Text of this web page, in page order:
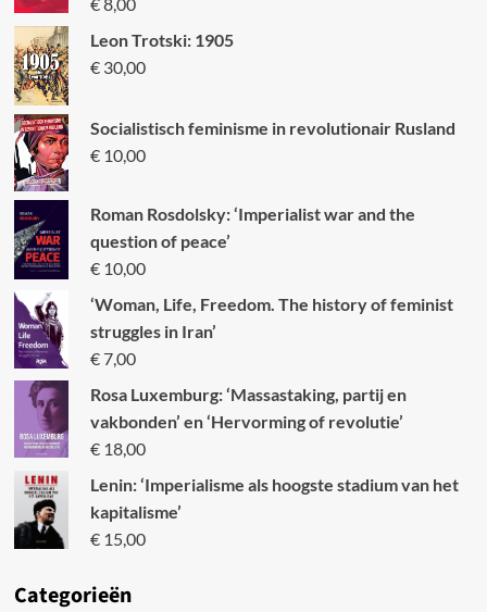
Leon Trotski: 1905
€30,00
Socialistisch feminisme in revolutionair Rusland
€10,00
Roman Rosdolsky: ‘Imperialist war and the
question of peace’
€10,00
‘Woman, Life, Freedom. The history of feminist
struggles in Iran’
€7,00
Rosa Luxemburg: ‘Massastaking, partij en
vakbonden’ en ‘Hervorming of revolutie’
€18,00
Lenin: ‘Imperialisme als hoogste stadium van het
kapitalisme’
€15,00
Categorieën